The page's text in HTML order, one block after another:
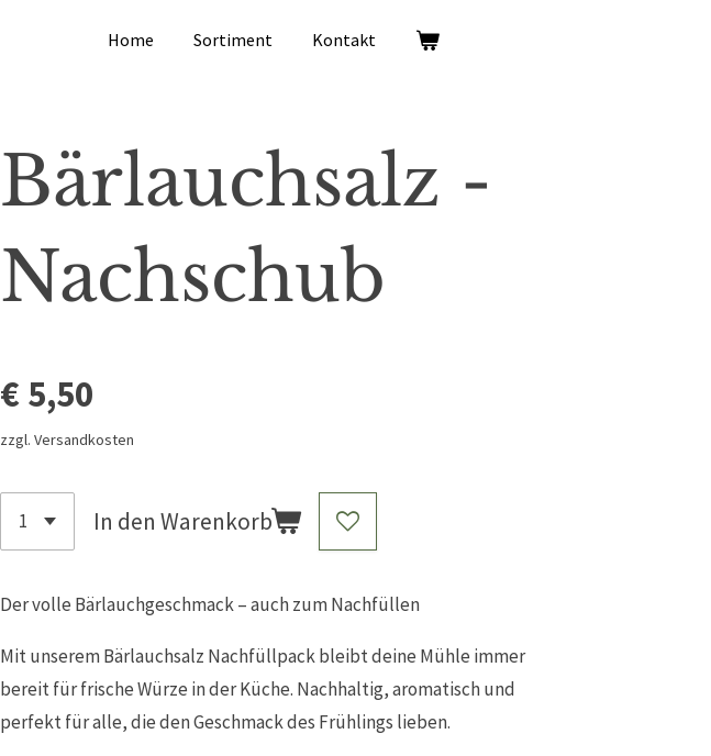
Home Sortiment Kontakt
Bärlauchsalz -
Nachschub
€ 5,50
zzgl. Versandkosten
In den Warenkorb
Der volle Bärlauchgeschmack – auch zum Nachfüllen
Mit unserem Bärlauchsalz Nachfüllpack bleibt deine Mühle immer
bereit für frische Würze in der Küche. Nachhaltig, aromatisch und
perfekt für alle, die den Geschmack des Frühlings lieben.